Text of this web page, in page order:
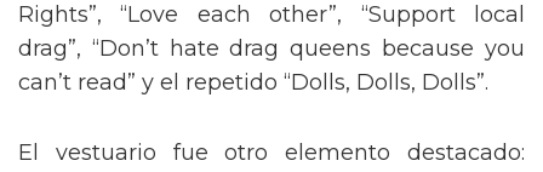
Rights”, “Love each other”, “Support local
drag”, “Don’t hate drag queens because you
can’t read” y el repetido “Dolls, Dolls, Dolls”.
El vestuario fue otro elemento destacado: